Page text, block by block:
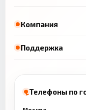
Компания
Поддержка
Телефоны по